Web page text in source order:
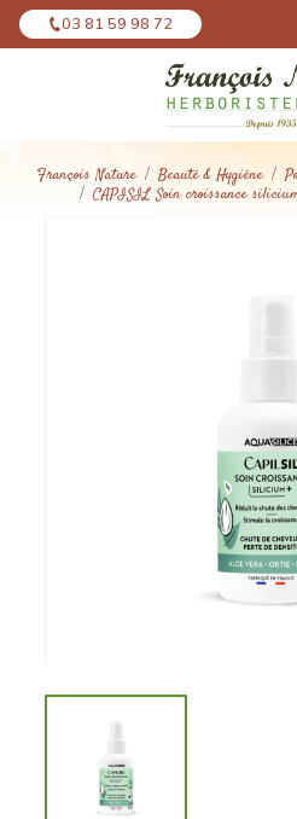
03 81 59 98 72
François Nature Beauté & Hygiène
CAPISIL Soin croissance
Panneau de gestion des cookies